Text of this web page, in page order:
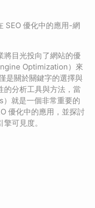
SEO 優化中的應用-網
將目光投向了網站的優
Optimization）來
是關於關鍵字的選擇與
的分析工具與方法，當
就是一個非常重要的
優化中的應用，並探討
可見度。